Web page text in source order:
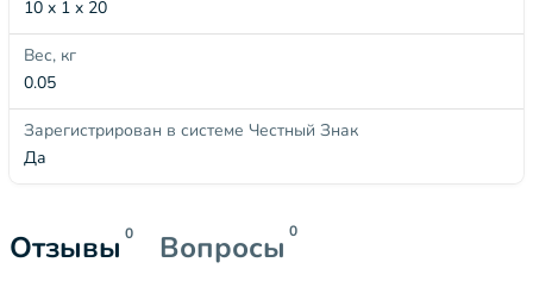
10 x 1 x 20
Вес, кг
0.05
Зарегистрирован в системе Честный Знак
Да
Отзывы 0 Вопросы 0